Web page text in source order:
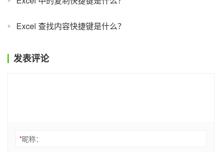
Excel 查找内容快捷键是什么？
发表评论
*昵称：